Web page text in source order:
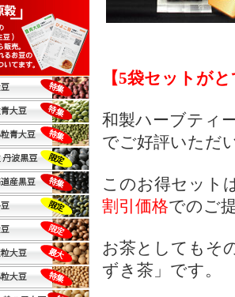
【5袋セットが
和製ハーブティ
でご好評いただ
このお得セット
割引価格でのご
お茶としてもそ
ずき茶」です。